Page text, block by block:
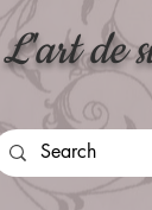
L'art de